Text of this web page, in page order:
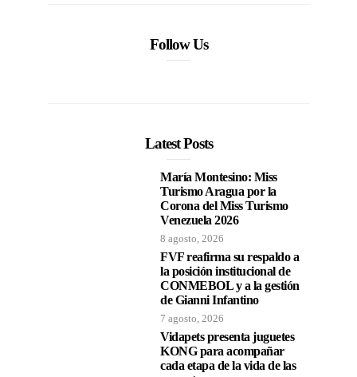
Follow Us
Latest Posts
María Montesino: Miss
Turismo Aragua por la
Corona del Miss Turismo
Venezuela 2026
8 agosto, 2026
FVF reafirma su respaldo a
la posición institucional de
CONMEBOL y a la gestión
de Gianni Infantino
7 agosto, 2026
Vidapets presenta juguetes
KONG para acompañar
cada etapa de la vida de las